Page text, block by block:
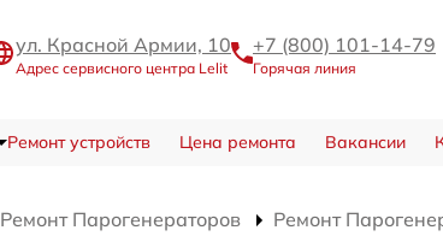
ул. Красной Армии, 10
Адрес сервисного центра Lelit
+7 (800) 101-14-79
Горячая линия
Ремонт устройств Цена ремонта Вакансии
Ремонт Парогенераторов Ремонт